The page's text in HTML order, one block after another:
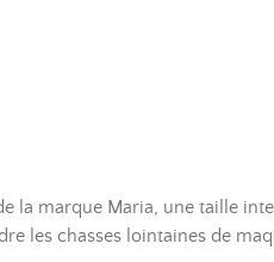
la marque Maria, une taille
les chasses lointaines de